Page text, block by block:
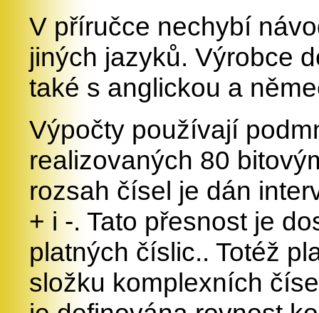
V příručce nechybí
jiných jazyků. Výrobce
také s anglickou a
Výpočty používají
realizovaných 80
rozsah čísel je dán
+ i -. Tato přesnost je
platných číslic.. Totéž
složku komplexních